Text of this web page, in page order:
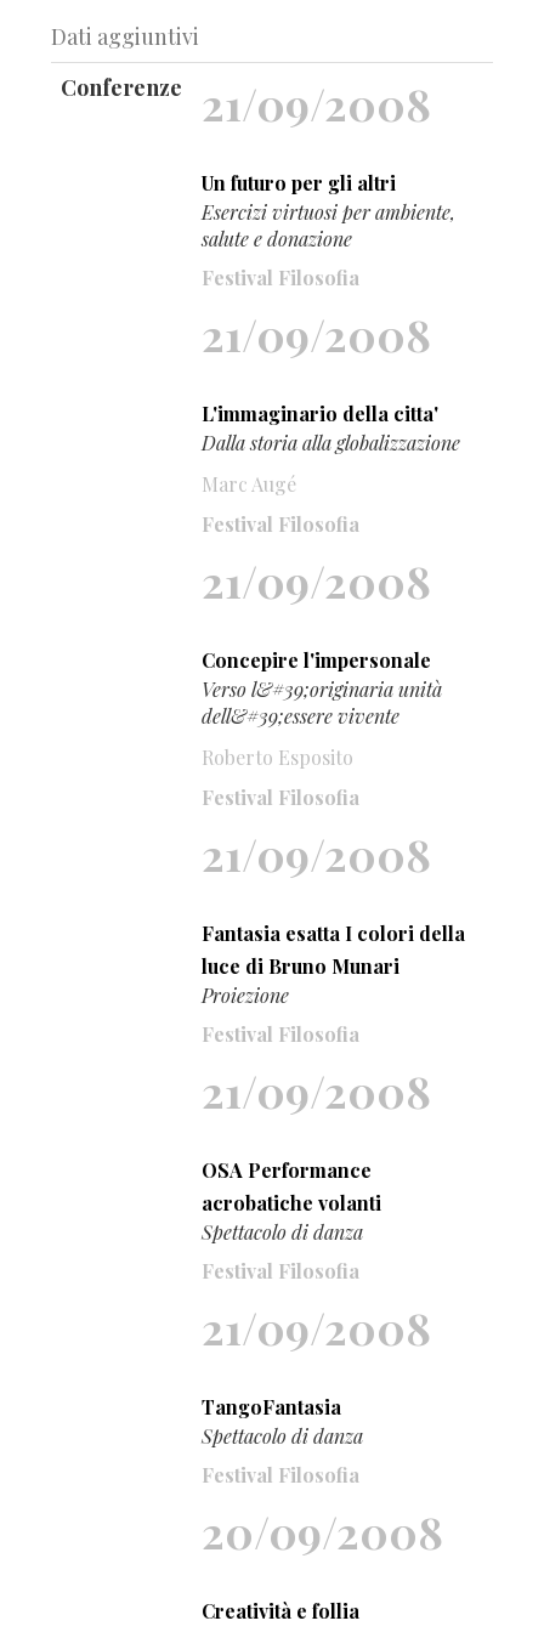
Dati aggiuntivi
Conferenze
21/09/2008
Un futuro per gli altri
Esercizi virtuosi per ambiente,
salute e donazione
Festival Filosofia
21/09/2008
L'immaginario della citta'
Dalla storia alla globalizzazione
Marc Augé
Festival Filosofia
21/09/2008
Concepire l'impersonale
Verso l&#39;originaria unità
dell&#39;essere vivente
Roberto Esposito
Festival Filosofia
21/09/2008
Fantasia esatta I colori della
luce di Bruno Munari
Proiezione
Festival Filosofia
21/09/2008
OSA Performance
acrobatiche volanti
Spettacolo di danza
Festival Filosofia
21/09/2008
TangoFantasia
Spettacolo di danza
Festival Filosofia
20/09/2008
Creatività e follia